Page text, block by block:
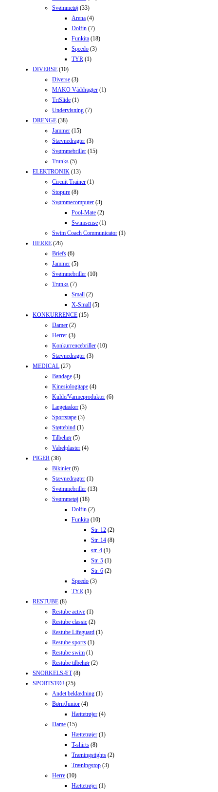
Svømmetøj (33)
Arena (4)
Dolfin (7)
Funkita (18)
Speedo (3)
TYR (1)
DIVERSE (10)
Diverse (3)
MAKO Våddragter (1)
TriSlide (1)
Undervisning (7)
DRENGE (38)
Jammer (15)
Stævnedragter (3)
Svømmebriller (15)
Trunks (5)
ELEKTRONIK (13)
Circuit Trainer (1)
Stopure (8)
Svømmecomputer (3)
Pool-Mate (2)
Swimsense (1)
Swim Coach Communicator (1)
HERRE (28)
Briefs (6)
Jammer (5)
Svømmebriller (10)
Trunks (7)
Small (2)
X-Small (5)
KONKURRENCE (15)
Damer (2)
Herrer (3)
Konkurrencebriller (10)
Stævnedragter (3)
MEDICAL (27)
Bandage (3)
Kinesiologitape (4)
Kulde/Varmeprodukter (6)
Lægetasker (3)
Sportstape (3)
Støttebind (1)
Tilbehør (5)
Vabelplaster (4)
PIGER (38)
Bikinier (6)
Stævnedragter (1)
Svømmebriller (13)
Svømmetøj (18)
Dolfin (2)
Funkita (10)
Str. 12 (2)
Str. 14 (8)
str. 4 (1)
Str. 5 (1)
Str. 6 (2)
Speedo (3)
TYR (1)
RESTUBE (8)
Restube active (1)
Restube classic (2)
Restube Lifeguard (1)
Restube sports (1)
Restube swim (1)
Restube tilbehør (2)
SNORKELSÆT (8)
SPORTSTØJ (25)
Andet beklædning (1)
Børn/Junior (4)
Hættetrøjer (4)
Dame (15)
Hættetrøjer (1)
T-shirts (8)
Træningstights (2)
Træningstop (3)
Herre (10)
Hættetrøjer (1)